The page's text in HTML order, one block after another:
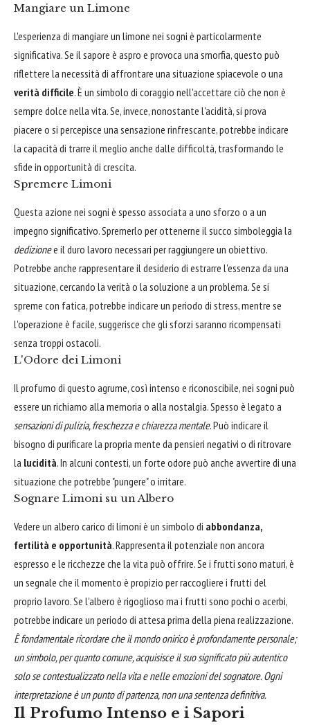
Mangiare un Limone
L'esperienza di mangiare un limone nei sogni è particolarmente
significativa. Se il sapore è aspro e provoca una smorfia, questo può
riflettere la necessità di affrontare una situazione spiacevole o una
verità difficile. È un simbolo di coraggio nell'accettare ciò che non è
sempre dolce nella vita. Se, invece, nonostante l'acidità, si prova
piacere o si percepisce una sensazione rinfrescante, potrebbe indicare
la capacità di trarre il meglio anche dalle difficoltà, trasformando le
sfide in opportunità di crescita.
Spremere Limoni
Questa azione nei sogni è spesso associata a uno sforzo o a un
impegno significativo. Spremerlo per ottenerne il succo simboleggia la
dedizionee il duro lavoro necessari per raggiungere un obiettivo.
Potrebbe anche rappresentare il desiderio di estrarre l'essenza da una
situazione, cercando la verità o la soluzione a un problema. Se si
spreme con fatica, potrebbe indicare un periodo di stress, mentre se
l'operazione è facile, suggerisce che gli sforzi saranno ricompensati
senza troppi ostacoli.
L'Odore dei Limoni
Il profumo di questo agrume, così intenso e riconoscibile, nei sogni può
essere un richiamo alla memoria o alla nostalgia. Spesso è legato a
sensazioni di pulizia, freschezza e chiarezza mentale. Può indicare il
bisogno di purificare la propria mente da pensieri negativi o di ritrovare
la lucidità. In alcuni contesti, un forte odore può anche avvertire di una
situazione che potrebbe "pungere" o irritare.
Sognare Limoni su un Albero
Vedere un albero carico di limoni è un simbolo di abbondanza,
fertilità e opportunità. Rappresenta il potenziale non ancora
espresso e le ricchezze che la vita può offrire. Se i frutti sono maturi, è
un segnale che il momento è propizio per raccogliere i frutti del
proprio lavoro. Se l'albero è rigoglioso ma i frutti sono pochi o acerbi,
potrebbe indicare un periodo di attesa prima della piena realizzazione.
È fondamentale ricordare che il mondo onirico è profondamente personale;
un simbolo, per quanto comune, acquisisce il suo significato più autentico
solo se contestualizzato nella vita e nelle emozioni del sognatore. Ogni
interpretazione è un punto di partenza, non una sentenza definitiva.
Il Profumo Intenso e i Sapori